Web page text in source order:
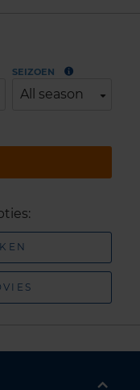
SEIZOEN
All season